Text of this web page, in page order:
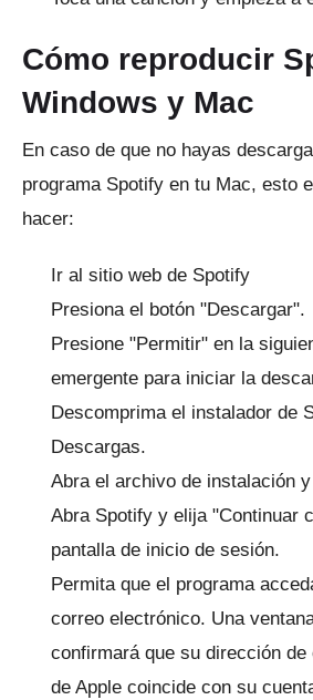
Cómo reproducir
Windows y Mac
En caso de que no hayas
programa Spotify en tu Mac, esto
hacer:
Ir al sitio web de Spotify
Presiona el botón "Descargar".
Presione "Permitir" en la
emergente para iniciar la
Descomprima el instalador de
Descargas.
Abra el archivo de instalación
Abra Spotify y elija "Continuar
pantalla de inicio de sesión.
Permita que el programa
correo electrónico. Una
confirmará que su dirección
de Apple coincide con su